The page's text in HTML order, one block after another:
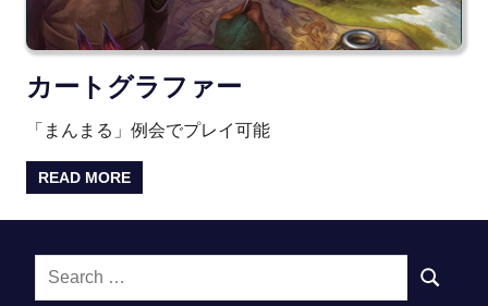
カートグラファー
「まんまる」例会でプレイ可能
READ MORE
Search
SEARCH